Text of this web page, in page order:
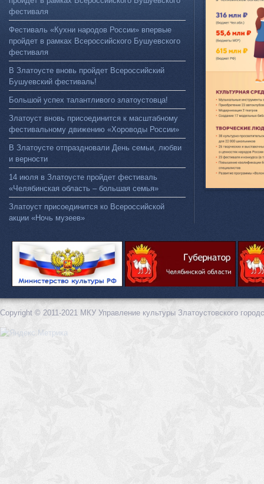
фестиваля
Фестиваль «Кухни народов России» впервые
пройдет в рамках Всероссийского Бушуевского
фестиваля
В Златоусте вновь пройдет Всероссийский
Бушуевский фестиваль!
Большой успех талантливого златоустовца!
Златоуст вновь присоединится к масштабному
фестивальному движению «Хороводы России»
В Златоусте отпраздновали День семьи, любви
и верности
14 июля в Златоусте пройдет фестиваль
«Челябинская область – большая семья»
Златоуст присоединится ко Всероссийской
акции «Ночь музеев»
Copyright © 2011-2021 МКУ Управление культуры Златоустовского